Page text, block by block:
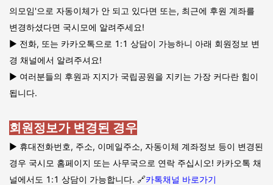
의모임'으로 자동이체가 안 되고 있다면 또는, 최근에 후원 계좌를
변경하셨다면 국시모에 알려주세요!
▶️ 전화, 또는 카카오톡으로 1:1 상담이 가능하니 아래 회원정보 변
경 채널에서 알려주셔요!
▶️ 여러분들의 후원과 지지가 국립공원을 지키는 가장 커다란 힘이
됩니다.
회원정보가 변경된 경우
▶️ 휴대전화번호, 주소, 이메일주소, 자동이체 계좌정보 등이 변경된
경우 국시모 홈페이지 또는 사무국으로 연락 주십시오! 카카오톡 채
널에서도 1:1 상담이 가능합니다. 🔗카톡채널 바로가기